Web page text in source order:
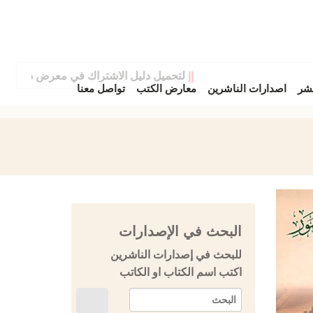
اصدارات الناشرين معارض الكتب تواصل معنا
لتحميل دليل الاشتراك في معرض دمشق
البحث في الإصدارات
للبحث في إصدارات الناشرين
اكتب اسم الكتاب او الكاتب